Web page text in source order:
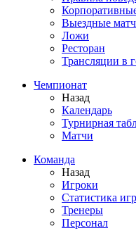
Выездные
Ложи
Ресторан
Трансляции в
Чемпионат
Назад
Календарь
Турнирная
Матчи
Команда
Назад
Игроки
Статистика
Тренеры
Персонал